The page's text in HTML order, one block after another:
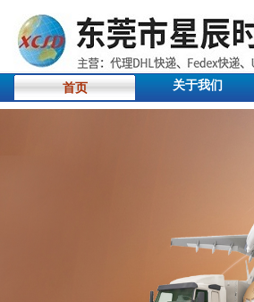
首页 关于我们